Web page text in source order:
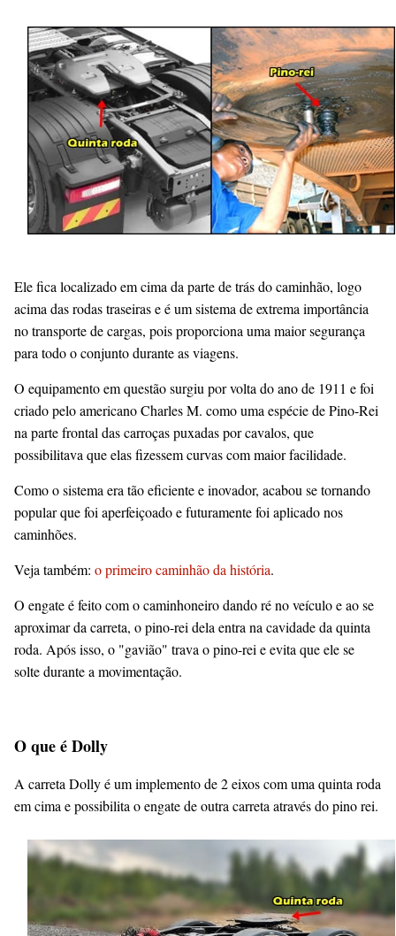
Ele fica localizado em cima da parte de trás do caminhão, logo
acima das rodas traseiras e é um sistema de extrema importância
no transporte de cargas, pois proporciona uma maior segurança
para todo o conjunto durante as viagens.
O equipamento em questão surgiu por volta do ano de 1911 e foi
criado pelo americano Charles M. como uma espécie de Pino-Rei
na parte frontal das carroças puxadas por cavalos, que
possibilitava que elas fizessem curvas com maior facilidade.
Como o sistema era tão eficiente e inovador, acabou se tornando
popular que foi aperfeiçoado e futuramente foi aplicado nos
caminhões.
Veja também: o primeiro caminhão da história.
O engate é feito com o caminhoneiro dando ré no veículo e ao se
aproximar da carreta, o pino-rei dela entra na cavidade da quinta
roda. Após isso, o "gavião" trava o pino-rei e evita que ele se
solte durante a movimentação.
O que é Dolly
A carreta Dolly é um implemento de 2 eixos com uma quinta roda
em cima e possibilita o engate de outra carreta através do pino rei.